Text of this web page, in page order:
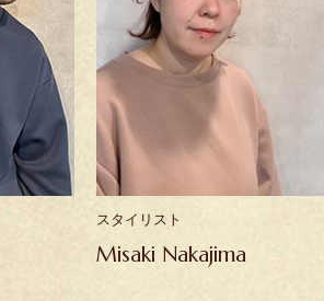
スタイリスト
Misaki Nakajima